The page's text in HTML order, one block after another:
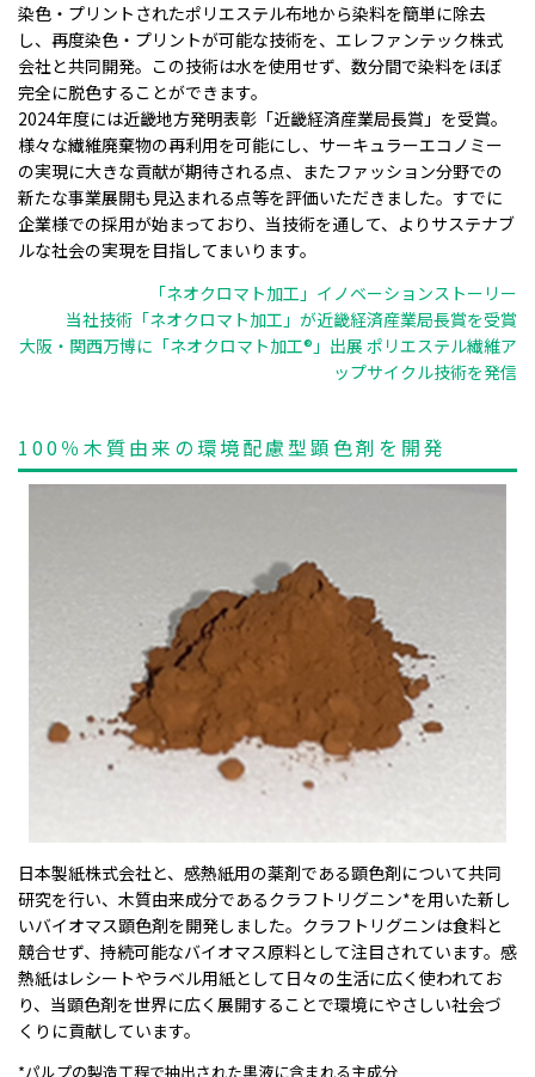
染色・プリントされたポリエステル布地から染料を簡単に除去
し、再度染色・プリントが可能な技術を、エレファンテック株式
会社と共同開発。この技術は水を使用せず、数分間で染料をほぼ
完全に脱色することができます。
2024年度には近畿地方発明表彰「近畿経済産業局長賞」を受賞。
様々な繊維廃棄物の再利用を可能にし、サーキュラーエコノミー
の実現に大きな貢献が期待される点、またファッション分野での
新たな事業展開も見込まれる点等を評価いただきました。すでに
企業様での採用が始まっており、当技術を通して、よりサステナブ
ルな社会の実現を目指してまいります。
「ネオクロマト加工」イノベーションストーリー
当社技術「ネオクロマト加工」が近畿経済産業局長賞を受賞
大阪・関西万博に「ネオクロマト加工®」出展 ポリエステル繊維ア
ップサイクル技術を発信
100％木質由来の環境配慮型顕色剤を開発
日本製紙株式会社と、感熱紙用の薬剤である顕色剤について共同
研究を行い、木質由来成分であるクラフトリグニン*を用いた新し
いバイオマス顕色剤を開発しました。クラフトリグニンは食料と
競合せず、持続可能なバイオマス原料として注目されています。感
熱紙はレシートやラベル用紙として日々の生活に広く使われてお
り、当顕色剤を世界に広く展開することで環境にやさしい社会づ
くりに貢献しています。
*パルプの製造工程で抽出された黒液に含まれる主成分